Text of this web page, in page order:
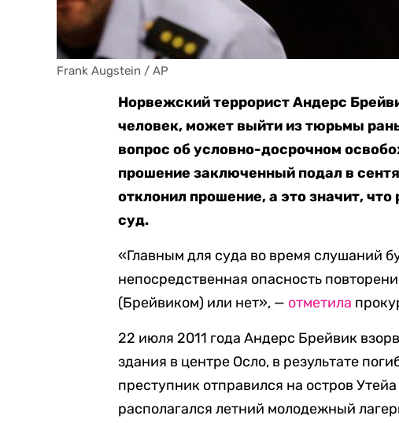
Frank Augstein / AP
Норвежский террорист Андерс
человек, может выйти из тюрьмы
вопрос об условно-досрочном
прошение заключенный подал в
отклонил прошение, а это значит,
суд.
«Главным для суда во время слушаний
непосредственная опасность
(Брейвиком) или нет», — отметила
22 июля 2011 года Андерс Брейвик
здания в центре Осло, в результате
преступник отправился на остров
располагался летний молодежный